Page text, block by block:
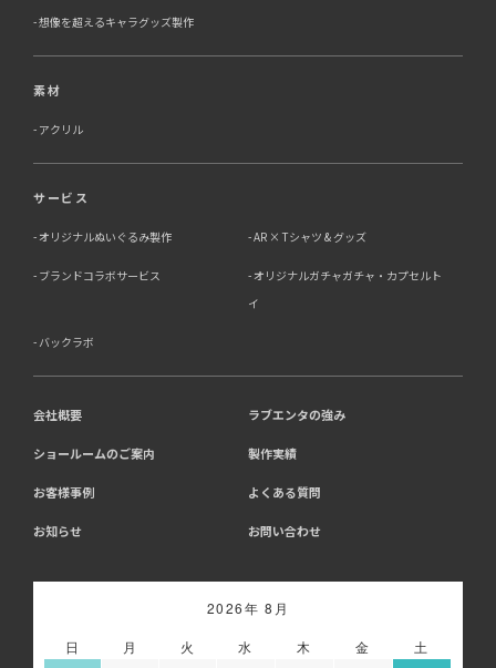
想像を超えるキャラグッズ製作
素材
アクリル
サービス
オリジナルぬいぐるみ製作 AR × Tシャツ & グッズ
ブランドコラボサービス
オリジナルガチャガチャ・カプセルト
イ
バックラボ
会社概要 ラブエンタの強み
ショールームのご案内 製作実績
お客様事例 よくある質問
お知らせ お問い合わせ
2026年 8月
日 月 火 水 木 金 土